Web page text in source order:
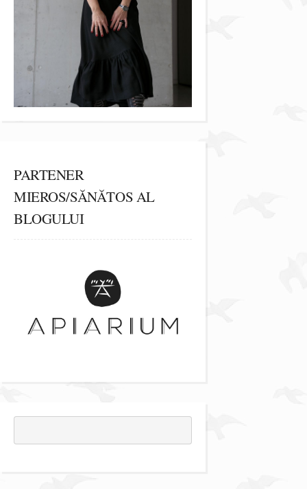
PARTENER
MIEROS/SĂNĂTOS AL
BLOGULUI